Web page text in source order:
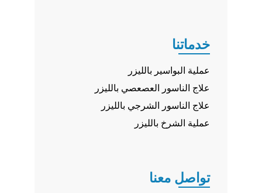
خدماتنا
عملية البواسير بالليزر
علاج الناسور العصعصي بالليزر
علاج الناسور الشرجي بالليزر
عملية الشرخ بالليزر
تواصل معنا